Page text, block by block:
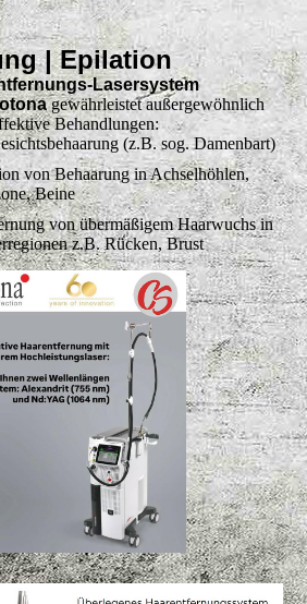
| Epilation
Lasersystem
gewährleistet außergewöhnlich
Behandlungen:
(z.B. sog. Damenbart)
von Behaarung in Achselhöhlen,
Beine
von übermäßigem Haarwuchs in
z.B. Rücken, Brust